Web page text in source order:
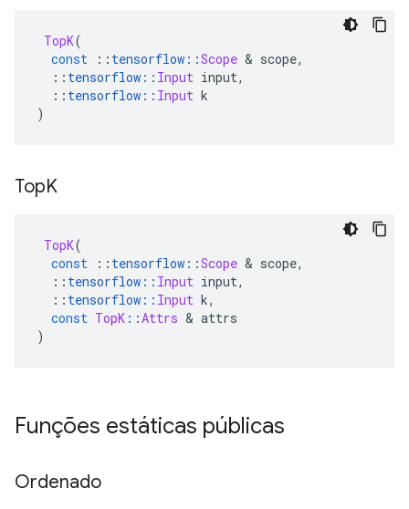
TopK(
const
:: tensorflow ::Scope & scope,
:: tensorflow :: Input input,
:: tensorflow :: Input k
)
TopK
TopK(
const
:: tensorflow ::Scope & scope,
:: tensorflow :: Input input,
:: tensorflow :: Input k,
const TopK ::Attrs & attrs
)
Funções estáticas públicas
Ordenado